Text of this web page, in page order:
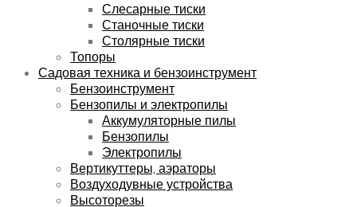
Слесарные тиски
Станочные тиски
Столярные тиски
Топоры
Садовая техника и бензоинструмент
Бензоинструмент
Бензопилы и электропилы
Аккумуляторные пилы
Бензопилы
Электропилы
Вертикуттеры, аэраторы
Воздуходувные устройства
Высоторезы